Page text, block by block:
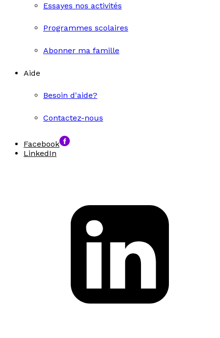
Essayes nos activités
Programmes scolaires
Abonner ma famille
Aide
Besoin d'aide?
Contactez-nous
Facebook
LinkedIn